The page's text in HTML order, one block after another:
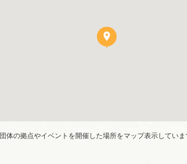
団体の拠点やイベントを開催した場所をマップ表示していま